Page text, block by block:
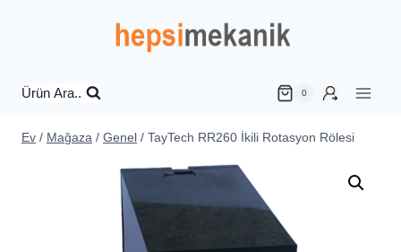
Ürün Ara.. 0
Ev / Mağaza / Genel / TayTech RR260 İkili Rotasyon Rölesi